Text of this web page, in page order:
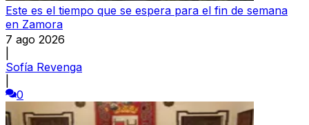
Este es el tiempo que se espera para el fin de semana
en Zamora
7 ago 2026
Sofía Revenga
0